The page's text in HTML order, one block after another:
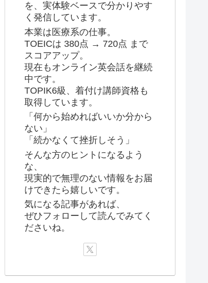
を、実体験ベースで分かりやす
く発信しています。
本業は医療系の仕事。
TOEICは 380点 → 720点 まで
スコアアップ。
現在もオンライン英会話を継続
中です。
TOPIK6級、着付け講師資格も
取得しています。
「何から始めればいいか分から
ない」
「続かなくて挫折しそう」
そんな方のヒントになるよう
な、
現実的で無理のない情報をお届
けできたら嬉しいです。
気になる記事があれば、
ぜひフォローして読んでみてく
ださいね。